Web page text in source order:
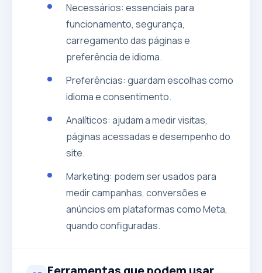
Necessários: essenciais para
funcionamento, segurança,
carregamento das páginas e
preferência de idioma.
Preferências: guardam escolhas como
idioma e consentimento.
Analíticos: ajudam a medir visitas,
páginas acessadas e desempenho do
site.
Marketing: podem ser usados para
medir campanhas, conversões e
anúncios em plataformas como Meta,
quando configuradas.